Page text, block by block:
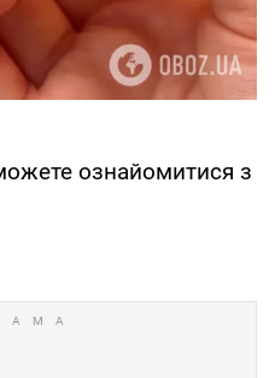
ознайомитися з